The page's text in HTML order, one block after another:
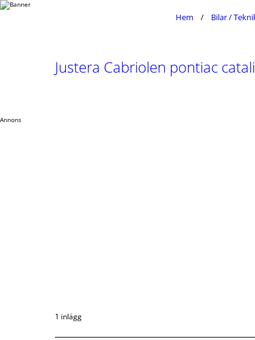
Hem Bilar /
Justera Cabriolen pontiac
Annons
1 inlägg